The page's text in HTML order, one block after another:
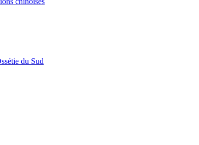
du Sud